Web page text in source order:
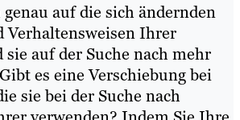
auf die sich ändernden
Verhaltensweisen Ihrer
sie auf der Suche nach mehr
es eine Verschiebung bei
sie bei der Suche nach